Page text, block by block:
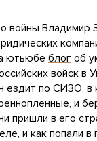
войны Владимир
ютьюбе блог об
войск в
ездит по СИЗО, в
и
пришли в его
и как попали